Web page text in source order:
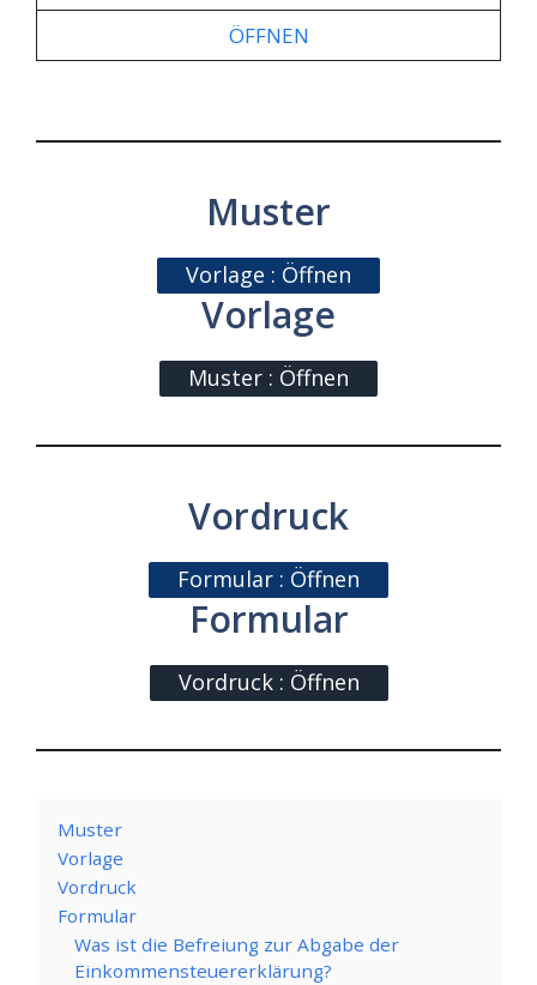
ÖFFNEN
Muster
Vorlage : Öffnen
Vorlage
Muster : Öffnen
Vordruck
Formular : Öffnen
Formular
Vordruck : Öffnen
Muster
Vorlage
Vordruck
Formular
Was ist die Befreiung zur Abgabe der
Einkommensteuererklärung?